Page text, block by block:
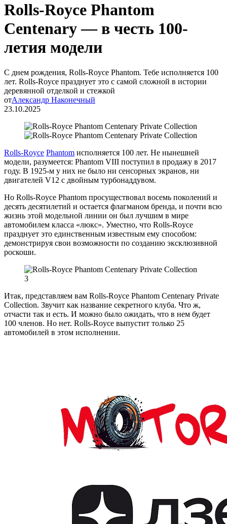
Rolls-Royce Phantom
Centenary — в честь 100-
летия модели
С днем рождения, Rolls-Royce Phantom. Тебе исполняется 100
лет. Rolls-Royce празднует это с самой сложной в истории
деревянной отделкой и стежкой
отАлександр Наконечный
23.10.2025
Rolls-Royce Phantom исполняется 100 лет. Не нынешней
модели, разумеется: Phantom VIII поступил в продажу в 2017
году. В 1925-м у них не было ни сенсорных экранов, ни
двигателей V12 с двойным турбонаддувом.
Но Rolls-Royce Phantom просуществовал восемь поколений и
десять десятилетий и остается флагманом бренда, и почти всю
жизнь этой модельной линии он был лучшим в мире
автомобилем класса «люкс». Уместно, что Rolls-Royce
празднует это единственным известным ему способом:
демонстрируя свои возможности по созданию эксклюзивной
роскоши.
Итак, представляем вам Rolls-Royce Phantom Centenary Private
Collection. Звучит как название секретного клуба. Что ж,
отчасти так и есть. И можно было ожидать, что в нем будет
100 членов. Но нет. Rolls-Royce выпустит только 25
автомобилей в этом исполнении.